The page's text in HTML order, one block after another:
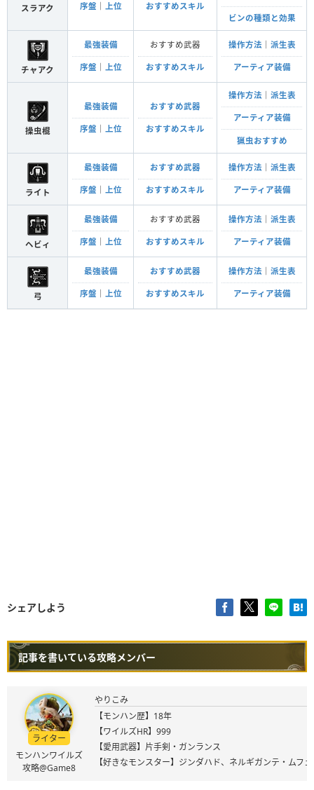
スラアク 序盤 上位 おすすめスキル
ビンの種類と効果
チャアク
最強装備
序盤 上位
おすすめ武器
おすすめスキル
操作方法 派生表
アーティア装備
操虫棍
最強装備
序盤 上位
おすすめ武器
おすすめスキル
操作方法 派生表
アーティア装備
猟虫おすすめ
ライト
最強装備
序盤 上位
おすすめ武器
おすすめスキル
操作方法 派生表
アーティア装備
ヘビィ
最強装備
序盤 上位
おすすめ武器
おすすめスキル
操作方法 派生表
アーティア装備
弓
最強装備
序盤 上位
おすすめ武器
おすすめスキル
操作方法 派生表
アーティア装備
シェアしよう
記事を書いている攻略メンバー
ライター
モンハンワイルズ
攻略@Game8
やりこみ
【モンハン歴】18年
【ワイルズHR】999
【愛用武器】片手剣・ガンランス
【好きなモンスター】ジンダハド、ネルギガンテ・ムフ